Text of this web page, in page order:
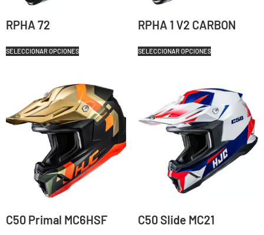
RPHA 72
SELECCIONAR OPCIONES
RPHA 1 V2 CARBON
SELECCIONAR OPCIONES
C50 Primal MC6HSF C50 Slide MC21